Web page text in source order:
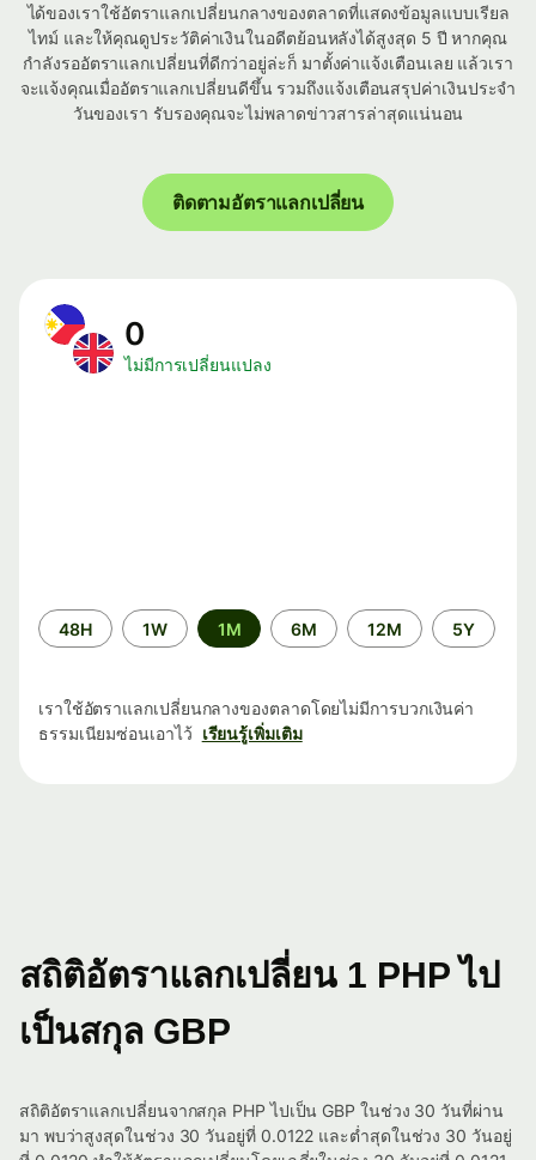
ได้ของเราใช้อัตราแลกเปลี่ยนกลางของตลาดที่แสดงข้อมูลแบบเรียล
ไทม์ และให้คุณดูประวัติค่าเงินในอดีตย้อนหลังได้สูงสุด 5 ปี หากคุณ
กำลังรออัตราแลกเปลี่ยนที่ดีกว่าอยู่ล่ะก็ มาตั้งค่าแจ้งเตือนเลย แล้วเรา
จะแจ้งคุณเมื่ออัตราแลกเปลี่ยนดีขึ้น รวมถึงแจ้งเตือนสรุปค่าเงินประจำ
วันของเรา รับรองคุณจะไม่พลาดข่าวสารล่าสุดแน่นอน
ติดตามอัตราแลกเปลี่ยน
0
ไม่มีการเปลี่ยนแปลง
ระยะ
เวลา
48H 1W 1M 6M 12M 5Y
เราใช้อัตราแลกเปลี่ยนกลางของตลาดโดยไม่มีการบวกเงินค่า
ธรรมเนียมซ่อนเอาไว้ เรียนรู้เพิ่มเติม
สถิติอัตราแลกเปลี่ยน 1 PHP ไป
เป็นสกุล GBP
สถิติอัตราแลกเปลี่ยนจากสกุล PHP ไปเป็น GBP ในช่วง 30 วันที่ผ่าน
มา พบว่าสูงสุดในช่วง 30 วันอยู่ที่ 0.0122 และต่ำสุดในช่วง 30 วันอยู่